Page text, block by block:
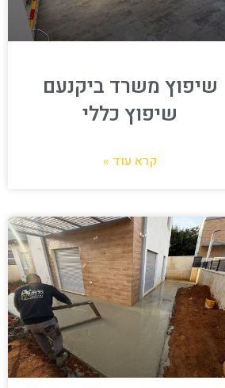
שיפוץ משרד ביקנעם
שיפוץ כללי
קרא עוד »